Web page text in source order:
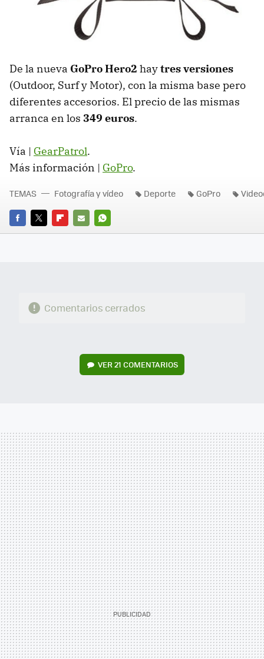
De la nueva GoPro Hero2 haytres versiones
(Outdoor, Surf y Motor), con la misma base pero
diferentes accesorios. El precio de las mismas
arranca en los 349 euros.
Vía | GearPatrol.
Más información | GoPro.
FACEBOOK
TWITTERFLIPBOARD
E-
WHATSAPP
TEMAS Fotografía y vídeo Deporte GoPro
Comentarios cerrados
VER21 COMENTARIOS